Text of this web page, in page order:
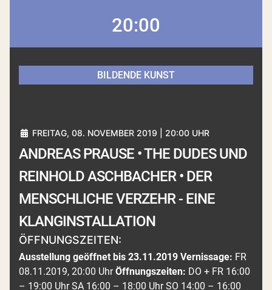
20:00
BILDENDE KUNST
FREITAG, 08. NOVEMBER 2019 | 20:00 UHR
ANDREAS PRAUSE • THE DUDES UND
REINHOLD ASCHBACHER • DER
MENSCHLICHE VERZEHR - EINE
KLANGINSTALLATION
ÖFFNUNGSZEITEN:
Ausstellung geöffnet bis 23.11.2019 Vernissage: FR
08.11.2019, 20:00 UhrÖffnungszeiten: DO + FR 16:00
– 19:00 Uhr SA 16:00 – 18:00 Uhr SO 14:00 – 16:00